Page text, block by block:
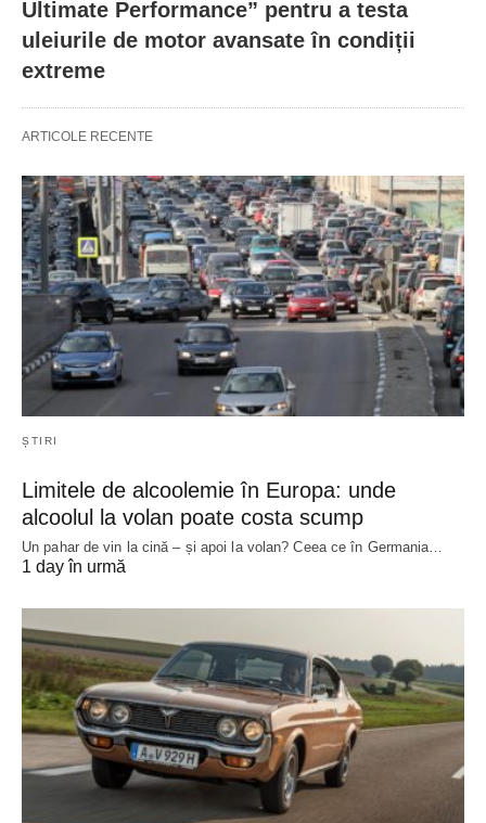
Ultimate Performance” pentru a testa
uleiurile de motor avansate în condiții
extreme
ARTICOLE RECENTE
ȘTIRI
Limitele de alcoolemie în Europa: unde
alcoolul la volan poate costa scump
Un pahar de vin la cină – și apoi la volan? Ceea ce în Germania…
1 day în urmă